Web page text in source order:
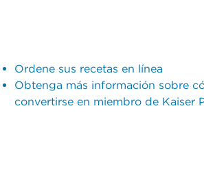
Ordene sus recetas en línea
Obtenga más información sobre
convertirse en miembro de Kaiser